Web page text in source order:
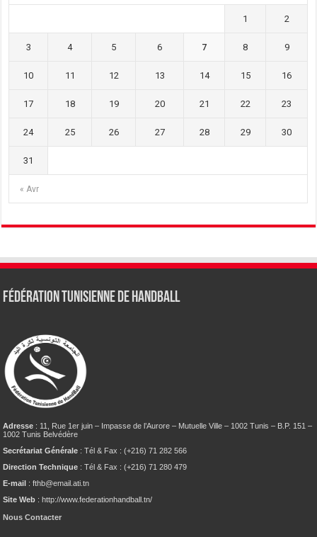
« Avr
1 2
3 4 5 6 7 8 9
10 11 12 13 14 15 16
17 18 19 20 21 22 23
24 25 26 27 28 29 30
31
Fédération tunisienne de Handball
Adresse : 11, Rue 1er juin – Impasse de l’Aurore – Mutuelle Ville – 1002 Tunis – B.P. 151 –
1002 Tunis Belvédère
Secrétariat Générale : Tél & Fax : (+216) 71 282 566
Direction Technique : Tél & Fax : (+216) 71 280 479
E-mail : fthb@email.ati.tn
Site Web : http://www.federationhandball.tn/
Nous Contacter